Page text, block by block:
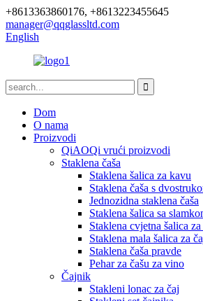
+8613363860176, +8613223455645
manager@qqglassltd.com
English
Dom
O nama
Proizvodi
QiAOQi vrući proizvodi
Staklena čaša
Staklena šalica za kavu
Staklena čaša s
Jednozidna staklena čaša
Staklena šalica sa
Staklena cvjetna šalica za
Staklena mala šalica za
Staklena čaša pravde
Pehar za čašu za vino
Čajnik
Stakleni lonac za čaj